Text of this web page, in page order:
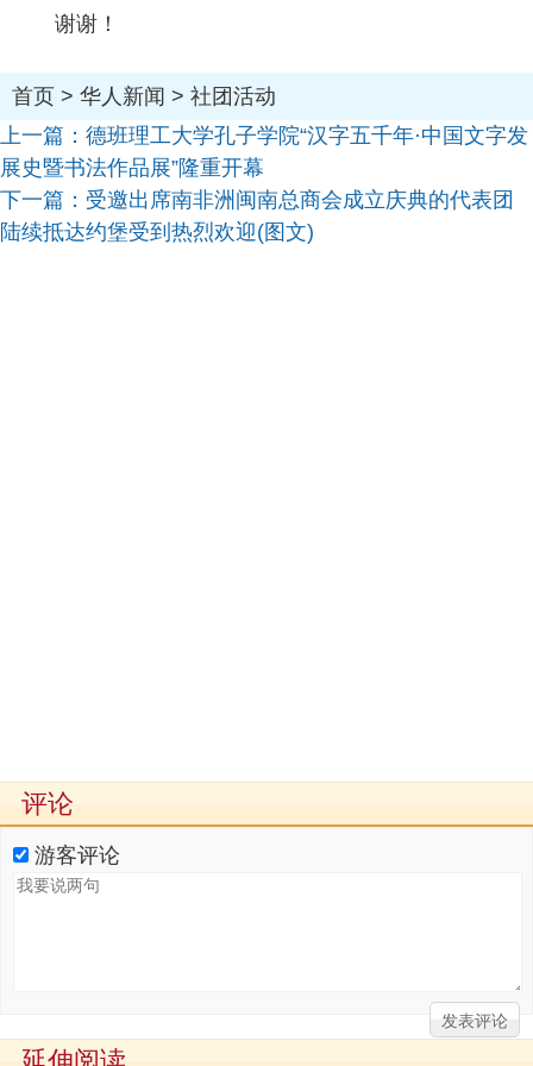
谢谢！
首页 > 华人新闻 > 社团活动
上一篇： 德班理工大学孔子学院“汉字五千年·中国文字发
展史暨书法作品展”隆重开幕
下一篇： 受邀出席南非洲闽南总商会成立庆典的代表团
陆续抵达约堡受到热烈欢迎(图文)
评论
游客评论